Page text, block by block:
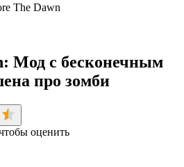
The Dawn
Мод с бесконечным
про зомби
оценить